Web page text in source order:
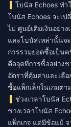
โบนัส Echoes ทำ
โบนัส Echoes จะเ
ไป ศูนย์เติมเงินอย่าง
และโบนัสเหล่านั้นจ
การรวมยอดซื้อเป็น
คือจุดที่การซื้ออย่าง
อัตราที่คุ้มค่าและเลือ
ซื้อแพ็กเล็กในเกมตา
ช่วงเวลาโบนัส
ช่วงเวลาโบนัส
แพ็กเกจ แต่มีข้อแม้